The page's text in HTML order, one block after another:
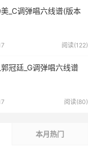
_C调弹唱六线谱(版本
阅读(122)
冠廷_G调弹唱六线谱
阅读(80)
本月热门